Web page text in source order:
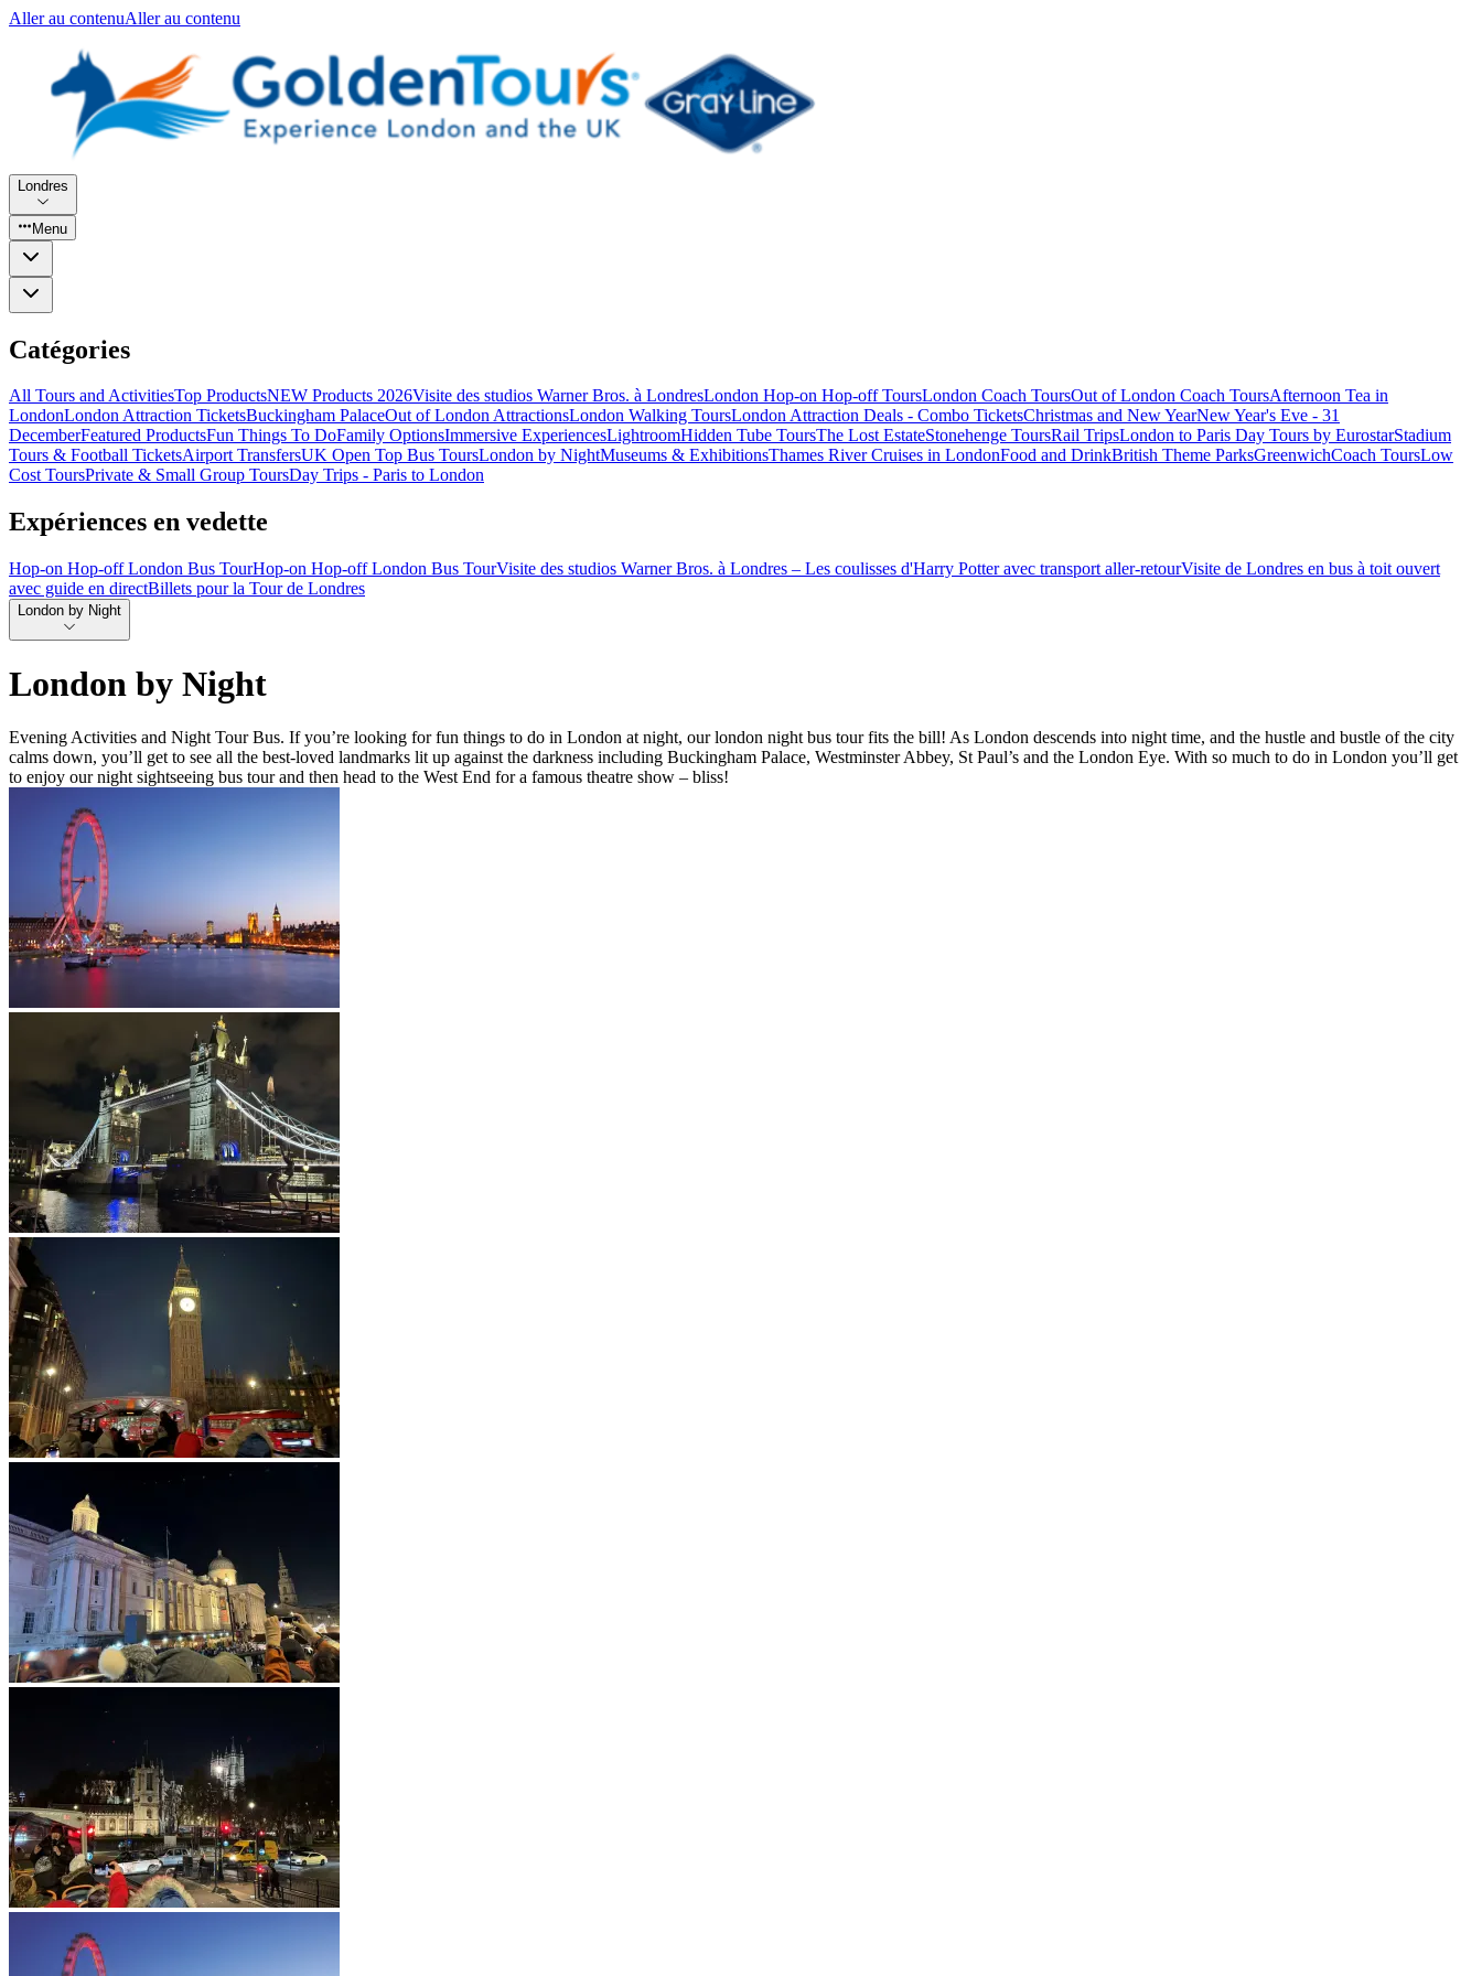
Aller au contenuAller au contenu
Londres
Menu
Catégories
All Tours and ActivitiesTop ProductsNEW Products 2026Visite des studios Warner Bros. à LondresLondon Hop-on Hop-off ToursLondon Coach ToursOut of London Coach ToursAfternoon Tea in
LondonLondon Attraction TicketsBuckingham PalaceOut of London AttractionsLondon Walking ToursLondon Attraction Deals - Combo TicketsChristmas and New YearNew Year's Eve - 31
DecemberFeatured ProductsFun Things To DoFamily OptionsImmersive ExperiencesLightroomHidden Tube ToursThe Lost EstateStonehenge ToursRail TripsLondon to Paris Day Tours by EurostarStadium
Tours & Football TicketsAirport TransfersUK Open Top Bus ToursLondon by NightMuseums & ExhibitionsThames River Cruises in LondonFood and DrinkBritish Theme ParksGreenwichCoach ToursLow
Cost ToursPrivate & Small Group ToursDay Trips - Paris to London
Expériences en vedette
Hop-on Hop-off London Bus TourHop-on Hop-off London Bus TourVisite des studios Warner Bros. à Londres – Les coulisses d'Harry Potter avec transport aller-retourVisite de Londres en bus à toit ouvert
avec guide en directBillets pour la Tour de Londres
London by Night
London by Night
Evening Activities and Night Tour Bus. If you’re looking for fun things to do in London at night, our london night bus tour fits the bill! As London descends into night time, and the hustle and bustle of the city
calms down, you’ll get to see all the best-loved landmarks lit up against the darkness including Buckingham Palace, Westminster Abbey, St Paul’s and the London Eye. With so much to do in London you’ll get
to enjoy our night sightseeing bus tour and then head to the West End for a famous theatre show – bliss!